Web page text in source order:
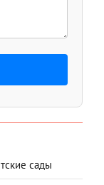
сады